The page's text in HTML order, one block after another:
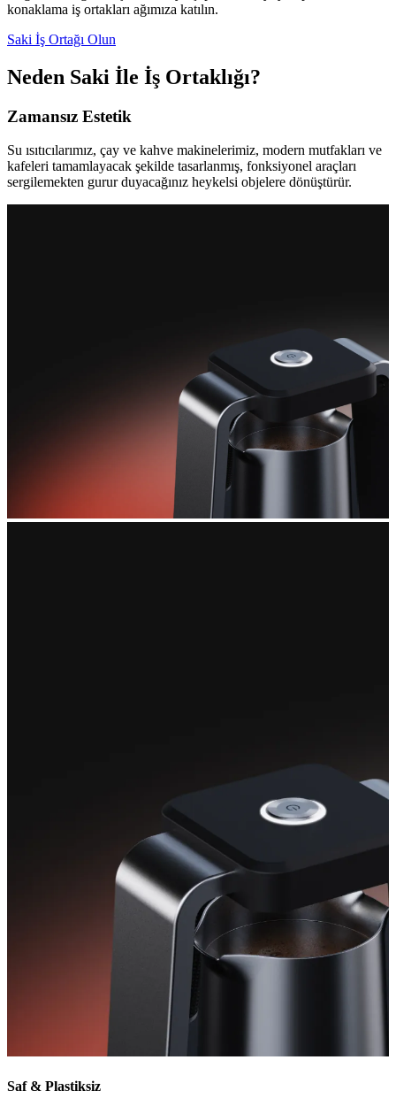
konaklama iş ortakları ağımıza katılın.
Saki İş Ortağı Olun
Neden Saki İle İş Ortaklığı?
Zamansız Estetik
Su ısıtıcılarımız, çay ve kahve makinelerimiz, modern mutfakları ve
kafeleri tamamlayacak şekilde tasarlanmış, fonksiyonel araçları
sergilemekten gurur duyacağınız heykelsi objelere dönüştürür.
Saf & Plastiksiz